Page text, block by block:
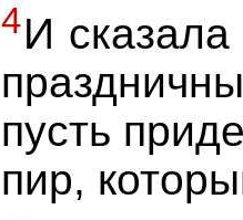
4И
пусть
пир,